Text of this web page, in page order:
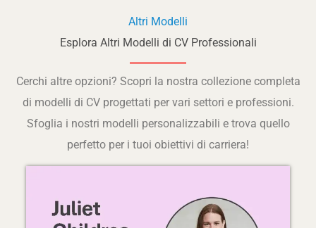
Altri Modelli
Esplora Altri Modelli di CV Professionali
Cerchi altre opzioni? Scopri la nostra collezione completa
di modelli di CV progettati per vari settori e professioni.
Sfoglia i nostri modelli personalizzabili e trova quello
perfetto per i tuoi obiettivi di carriera!